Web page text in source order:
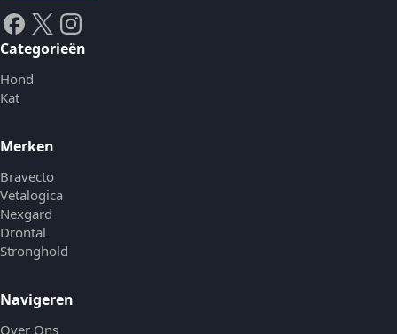
Categorieën
Hond
Kat
Merken
Bravecto
Vetalogica
Nexgard
Drontal
Stronghold
Navigeren
Over Ons